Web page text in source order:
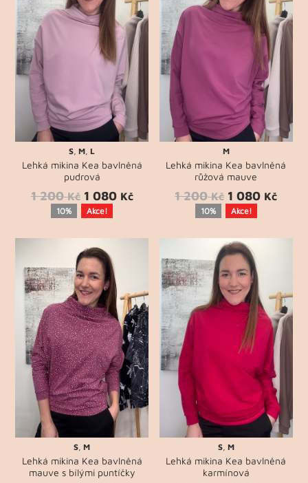
S ,M ,L
Lehká mikina Kea bavlněná
pudrová
1 200 Kč 1 080 Kč
10% Akce!
M
Lehká mikina Kea bavlněná
růžová mauve
1 200 Kč 1 080 Kč
10% Akce!
S ,M
Lehká mikina Kea bavlněná
mauve s bílými puntíčky
S, M
Lehká mikina Kea bavlněná
karmínová